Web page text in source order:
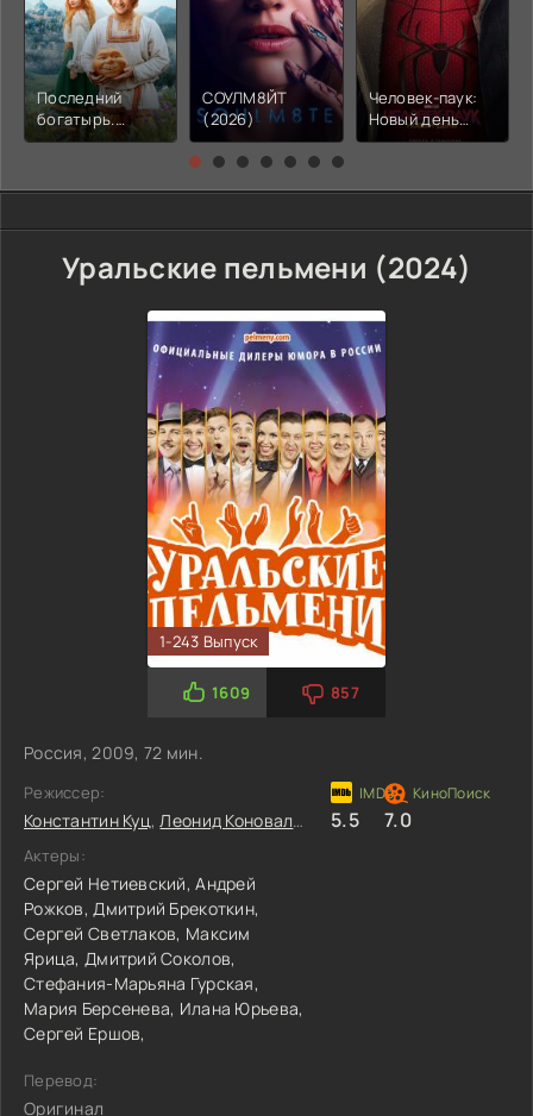
Последний
богатырь.
Колобок (2026)
СОУЛМ8ЙТ
(2026)
Человек-паук:
Новый день
(2026)
Уральские пельмени (2024)
1-243 Выпуск
1609 857
Россия, 2009, 72 мин.
Режиссер:
Константин Куц,Леонид Коновалов Анастасия Гуделова
Актеры:
Сергей Нетиевский,Андрей
Рожков,Дмитрий Брекоткин,
Сергей Светлаков, Максим
Ярица, Дмитрий Соколов,
Стефания-Марьяна Гурская,
Мария Берсенева, Илана Юрьева,
Сергей Ершов,
5.5 7.0
Перевод:
Оригинал